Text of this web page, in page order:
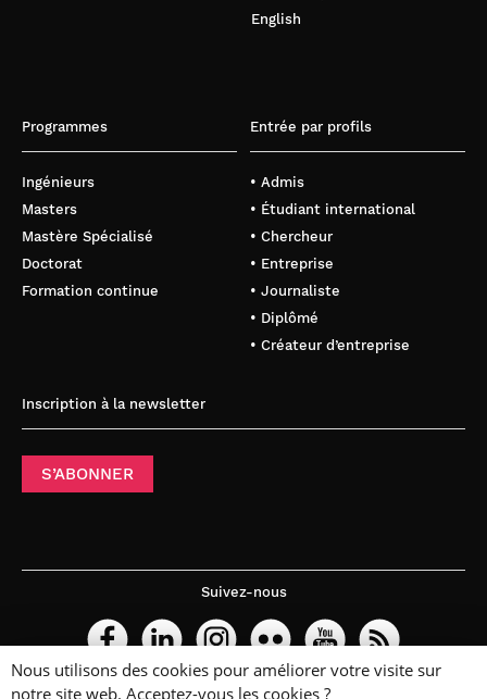
English
Programmes
Ingénieurs
Masters
Mastère Spécialisé
Doctorat
Formation continue
Entrée par profils
• Admis
• Étudiant international
• Chercheur
• Entreprise
• Journaliste
• Diplômé
• Créateur d’entreprise
Inscription à la newsletter
S’ABONNER
Suivez-nous
Nous utilisons des cookies pour améliorer votre visite sur
notre site web. Acceptez-vous les cookies ?